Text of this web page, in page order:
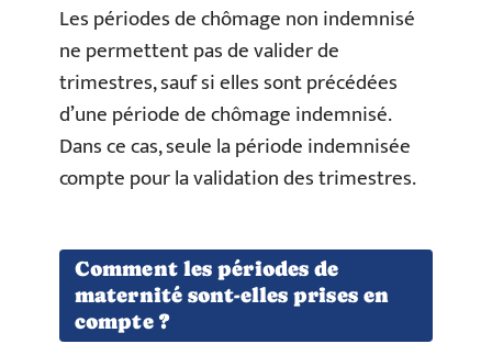
Les périodes de chômage non indemnisé
ne permettent pas de valider de
trimestres, sauf si elles sont précédées
d’une période de chômage indemnisé.
Dans ce cas, seule la période indemnisée
compte pour la validation des trimestres.
Comment les périodes de
maternité sont-elles prises en
compte ?